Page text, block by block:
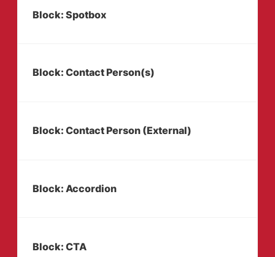
Block: Spotbox
Block: Contact Person(s)
Block: Contact Person (External)
Block: Accordion
Block: CTA